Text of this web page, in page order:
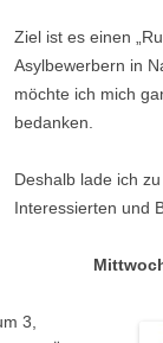
Ziel ist es einen
Asylbewerbern in
möchte ich mich
bedanken.
Deshalb lade ich
Interessierten und
3,